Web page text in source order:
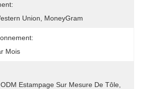
Union, MoneyGram
Mois
ODM Estampage Sur Mesure De Tôle